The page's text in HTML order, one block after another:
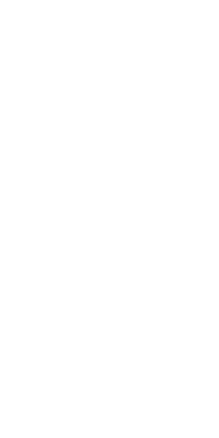
御機器販売店・
ようお願いしま
にご登録され
社の共同利用者
」に記載されて
はありません。
品に未対応品が
) : 1000ppm、
、
ない年数を意
これらの製造装
通知します。
、取り引きをい
ムロン制御